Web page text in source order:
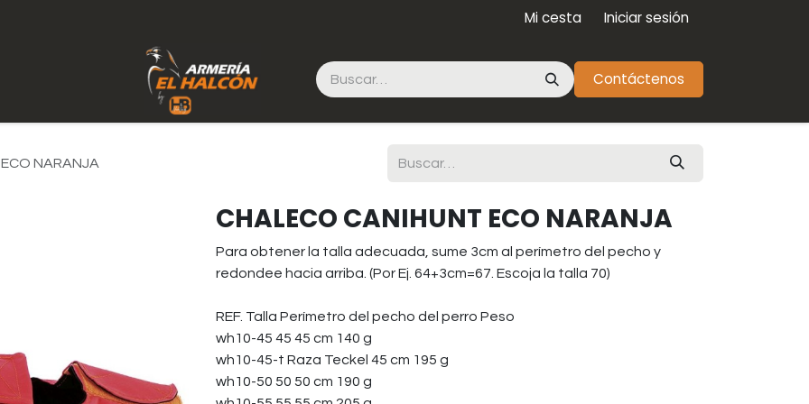
Mi cesta Iniciar sesión
Contáctenos
NARANJA
CHALECO CANIHUNT ECO NARANJA
Para obtener la talla adecuada, sume 3cm al perímetro del pecho y
redondee hacia arriba. (Por Ej. 64+3cm=67. Escoja la talla 70)
REF. Talla Perímetro del pecho del perro Peso
wh10-45 45 45 cm 140 g
wh10-45-t Raza Teckel 45 cm 195 g
wh10-50 50 50 cm 190 g